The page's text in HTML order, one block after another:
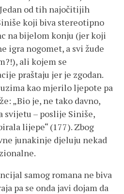
od tih najočitijih
koji biva stereotipno
na bijelom konju (jer koji
igra nogomet, a svi žude
ali kojem se
praštaju jer je zgodan.
kao mjerilo ljepote pa
„Bio je, ne tako davno,
svijetu – poslije Siniše,
lijepe“ (177). Zbog
junakinje djeluju nekad
samog romana ne biva
pa se onda javi dojam da